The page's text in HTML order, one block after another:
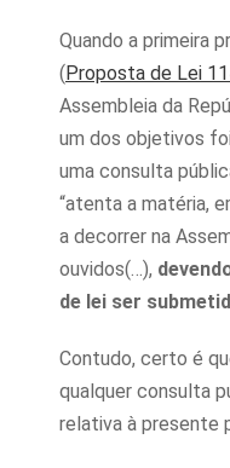
Quando a primeira
(Proposta de Lei
Assembleia da
um dos objetivos
uma consulta
“atenta a matéria,
a decorrer na
ouvidos(…),
de lei ser
Contudo, certo é
qualquer consulta
relativa à presente